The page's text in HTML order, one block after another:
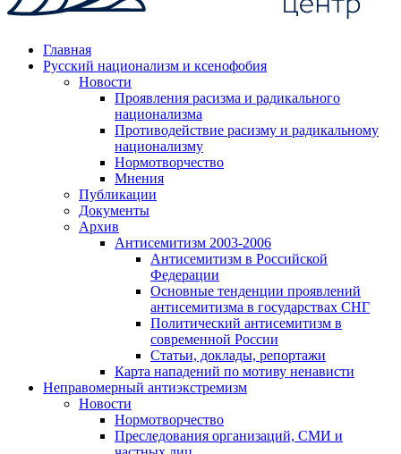
Главная
Русский национализм и ксенофобия
Новости
Проявления расизма и радикального
национализма
Противодействие расизму и радикальному
национализму
Нормотворчество
Мнения
Публикации
Документы
Архив
Антисемитизм 2003-2006
Антисемитизм в Российской
Федерации
Основные тенденции проявлений
антисемитизма в государствах СНГ
Политический антисемитизм в
современной России
Статьи, доклады, репортажи
Карта нападений по мотиву ненависти
Неправомерный антиэкстремизм
Новости
Нормотворчество
Преследования организаций, СМИ и